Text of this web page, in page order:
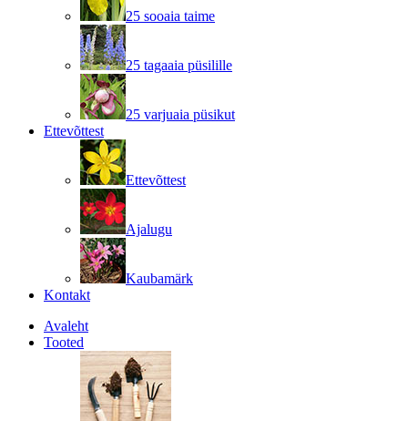
25 sooaia taime
25 tagaaia püsilille
25 varjuaia püsikut
Ettevõttest
Ettevõttest
Ajalugu
Kaubamärk
Kontakt
Avaleht
Tooted